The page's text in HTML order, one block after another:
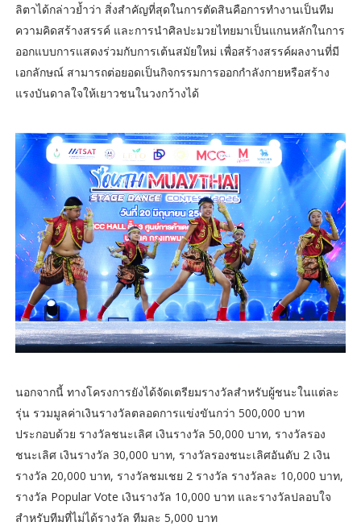
ลิตาได้กล่าวย้ำว่า สิ่งสำคัญที่สุดในการตัดสินคือการทำงานเป็นทีม
ความคิดสร้างสรรค์ และการนำศิลปะมวยไทยมาเป็นแกนหลักในการ
ออกแบบการแสดงร่วมกับการเต้นสมัยใหม่ เพื่อสร้างสรรค์ผลงานที่มี
เอกลักษณ์ สามารถต่อยอดเป็นกิจกรรมการออกกำลังกายหรือสร้าง
แรงบันดาลใจให้เยาวชนในวงกว้างได้
นอกจากนี้ ทางโครงการยังได้จัดเตรียมรางวัลสำหรับผู้ชนะในแต่ละ
รุ่น รวมมูลค่าเงินรางวัลตลอดการแข่งขันกว่า 500,000 บาท
ประกอบด้วย รางวัลชนะเลิศ เงินรางวัล 50,000 บาท, รางวัลรอง
ชนะเลิศ เงินรางวัล 30,000 บาท, รางวัลรองชนะเลิศอันดับ 2 เงิน
รางวัล 20,000 บาท, รางวัลชมเชย 2 รางวัล รางวัลละ 10,000 บาท,
รางวัล Popular Vote เงินรางวัล 10,000 บาท และรางวัลปลอบใจ
สำหรับทีมที่ไม่ได้รางวัล ทีมละ 5,000 บาท